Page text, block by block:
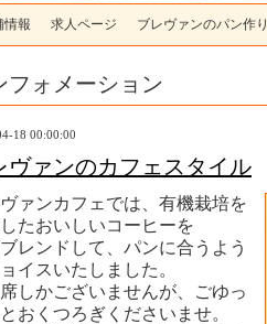
情報 求人ページ ブレヴァンのパン作り
フォメーション
18 00:00:00
ヴァンのカフェスタイル
ァンカフェでは、有機栽培を
たおいしいコーヒーを
レンドして、パンに合うよう
イスいたしました。
席しかございませんが、ごゆっ
おくつろぎくださいませ。